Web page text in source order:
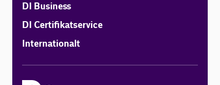
DI Business
DI Certifikatservice
Internationalt